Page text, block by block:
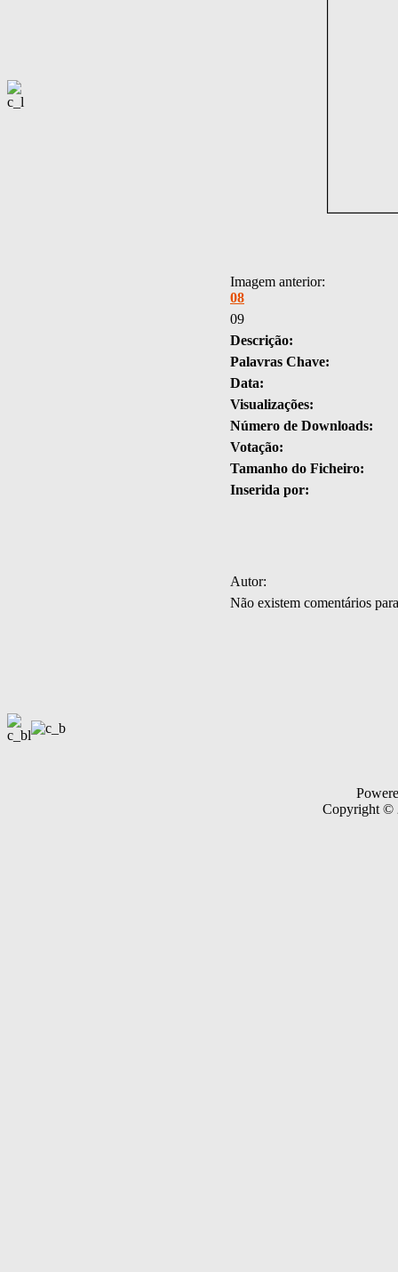
Imagem anterior:
08
09
Descrição:
Palavras Chave:
Data:
Visualizações:
Número de Downloads:
Votação:
Tamanho do Ficheiro:
Inserida por:
Autor:
Não existem comentários
Copyright ©